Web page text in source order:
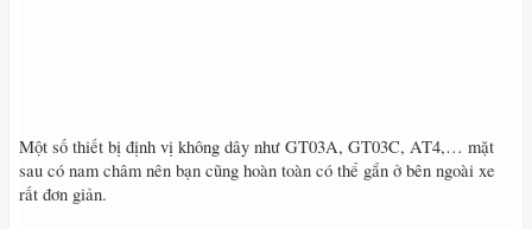
Một số thiết bị định vị không dây như GT03A, GT03C, AT4,… mặt
sau có nam châm nên bạn cũng hoàn toàn có thể gắn ở bên ngoài xe
rất đơn giản.